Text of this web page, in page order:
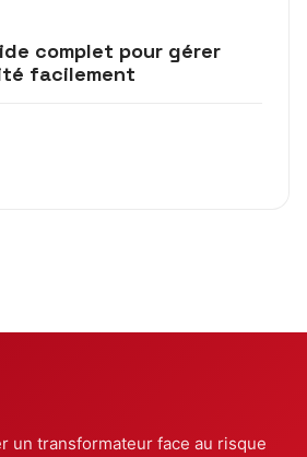
complet pour gérer
facilement
un transformateur face au risque